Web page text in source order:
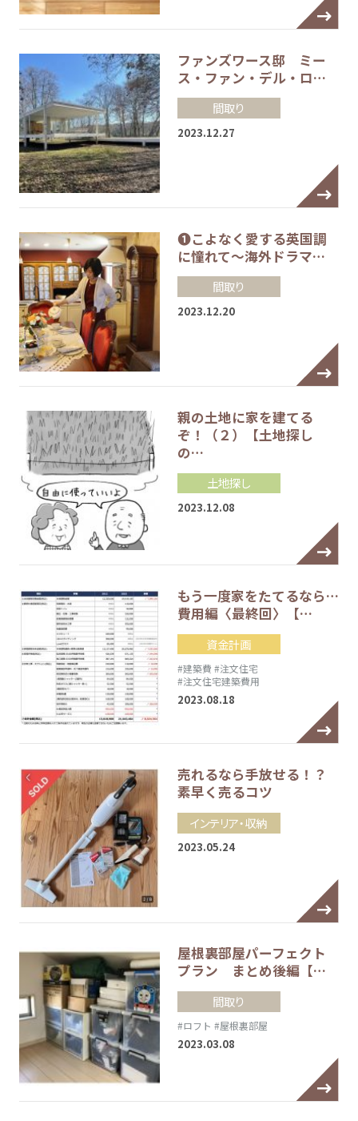
ファンズワース邸 ミー
ス・ファン・デル・ロ…
間取り
2023.12.27
❶こよなく愛する英国調
に憧れて～海外ドラマ…
間取り
2023.12.20
親の土地に家を建てる
ぞ！（２）【土地探し
の…
土地探し
2023.12.08
もう一度家をたてるなら…
費用編〈最終回〉【…
資金計画
#建築費 #注文住宅
#注文住宅建築費用
2023.08.18
売れるなら手放せる！？
素早く売るコツ
インテリア・収納
2023.05.24
屋根裏部屋パーフェクト
プラン まとめ後編【…
間取り
#ロフト #屋根裏部屋
2023.03.08